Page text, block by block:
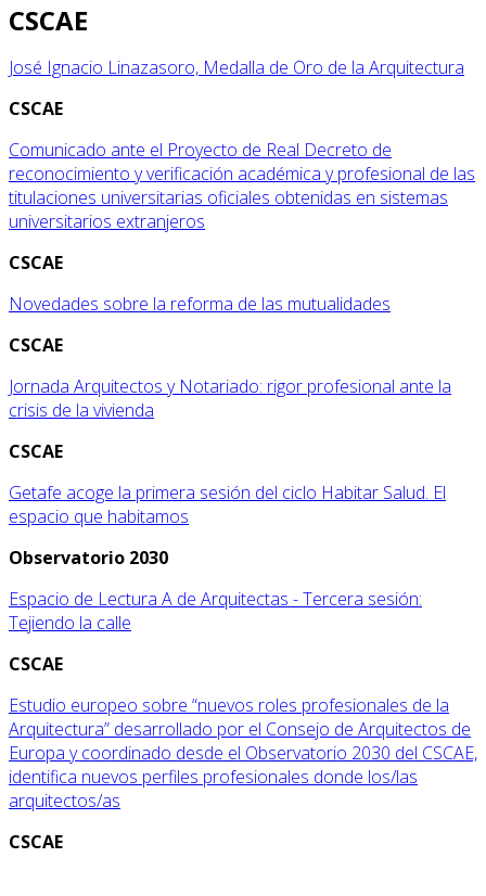
CSCAE
José Ignacio Linazasoro, Medalla de Oro de la Arquitectura
CSCAE
Comunicado ante el Proyecto de Real Decreto de
reconocimiento y verificación académica y profesional de las
titulaciones universitarias oficiales obtenidas en sistemas
universitarios extranjeros
CSCAE
Novedades sobre la reforma de las mutualidades
CSCAE
Jornada Arquitectos y Notariado: rigor profesional ante la
crisis de la vivienda
CSCAE
Getafe acoge la primera sesión del ciclo Habitar Salud. El
espacio que habitamos
Observatorio 2030
Espacio de Lectura A de Arquitectas - Tercera sesión:
Tejiendo la calle
CSCAE
Estudio europeo sobre “nuevos roles profesionales de la
Arquitectura” desarrollado por el Consejo de Arquitectos de
Europa y coordinado desde el Observatorio 2030 del CSCAE,
identifica nuevos perfiles profesionales donde los/las
arquitectos/as
CSCAE